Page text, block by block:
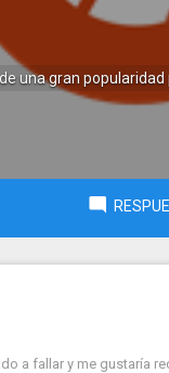
una gran
a fallar y me gustaría